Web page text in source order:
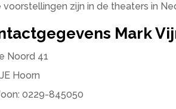
voorstellingen zijn in de theaters in
Mark
Noord 41
Hoorn
0229-845050